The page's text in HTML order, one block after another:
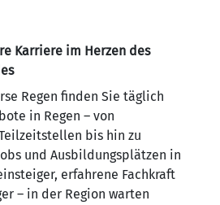
Karriere im Herzen des
Regen finden Sie täglich
in Regen – von
bis hin zu
und Ausbildungsplätzen in
erfahrene Fachkraft
– in der Region warten